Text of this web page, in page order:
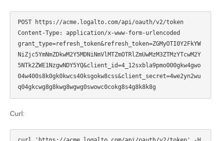
POST https://acme.logalto.com/api/oauth/v2/token
Content-Type: application/x-www-form-urlencoded
grant_type=refresh_token&refresh_token=ZGMyOTI0Y2FkYW
NiZjc5YmNmZDkwM2Y5MDNiNmVlMTZmOTRlZmUwMzM3ZTMzYTcwM2Y
5NTk2ZWE1NzgwNDY5YQ&client_id=4_12sxbla9pmo000gkw4gwo
04w400s8k0gk0kwcs40ksgokw8css&client_secret=4we2yn2wu
Curl: